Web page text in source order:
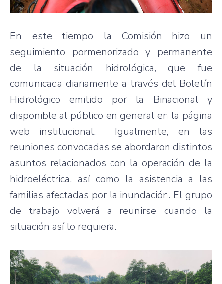
En este tiempo la Comisión hizo un
seguimiento pormenorizado y permanente
de la situación hidrológica, que fue
comunicada diariamente a través del Boletín
Hidrológico emitido por la Binacional y
disponible al público en general en la página
web institucional. Igualmente, en las
reuniones convocadas se abordaron distintos
asuntos relacionados con la operación de la
hidroeléctrica, así como la asistencia a las
familias afectadas por la inundación. El grupo
de trabajo volverá a reunirse cuando la
situación así lo requiera.